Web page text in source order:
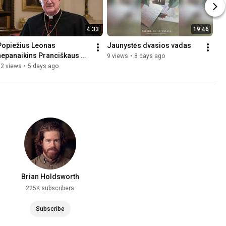
4:33
Leonas
Pranciškaus
lotyniškų Mišių
views • 5 days ago
19:46
Jaunystės dvasios vadas
9 views • 8 days ago
Brian Holdsworth
225K subscribers
Subscribe